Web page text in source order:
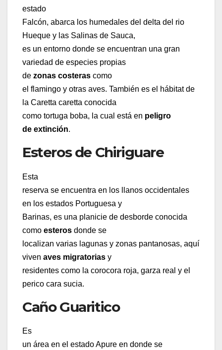
estado
Falcón, abarca los humedales del delta del rio
Hueque y las Salinas de Sauca,
es un entorno donde se encuentran una gran
variedad de especies propias
de zonas costeras como
el flamingo y otras aves. También es el hábitat de
la Caretta caretta conocida
como tortuga boba, la cual está en peligro
de extinción.
Esteros de Chiriguare
Esta
reserva se encuentra en los llanos occidentales
en los estados Portuguesa y
Barinas, es una planicie de desborde conocida
como esteros donde se
localizan varias lagunas y zonas pantanosas, aquí
viven aves migratorias y
residentes como la corocora roja, garza real y el
perico cara sucia.
Caño Guaritico
Es
un área en el estado Apure en donde se